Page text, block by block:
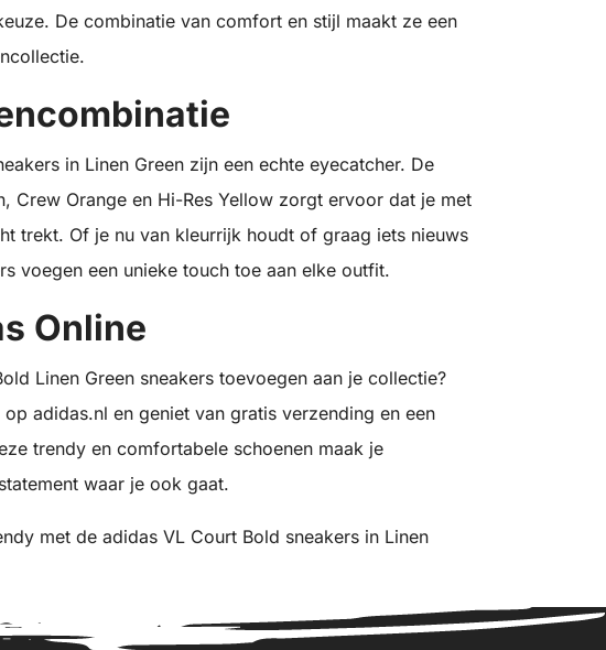
De combinatie van comfort en stijl maakt ze een
in Linen Green zijn een echte eyecatcher. De
Crew Orange en Hi-Res Yellow zorgt ervoor dat je met
trekt. Of je nu van kleurrijk houdt of graag iets nieuws
voegen een unieke touch toe aan elke outfit.
Online
Linen Green sneakers toevoegen aan je collectie?
adidas.nl en geniet van gratis verzending en een
trendy en comfortabele schoenen maak je
waar je ook gaat.
met de adidas VL Court Bold sneakers in Linen